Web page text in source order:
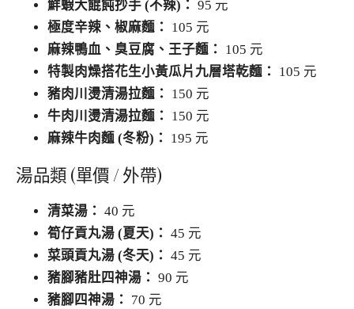
鮮蝦大餛飩抄手 (不辣)： 95 元
極度辛辣、椒麻麵：
105 元
麻辣鴨血、臭豆腐、王子麵：
105 元
特製肉燥搭花生小黃瓜片九層塔乾麵：
105 元
豬肉川燙清湯拉麵：
150 元
牛肉川燙清湯拉麵：
150 元
麻辣牛肉麵 (冬粉)：
195 元
湯品類 (單價 / 外帶)
清菜湯： 40 元
筍仔貢丸湯 (夏天)： 45 元
菜頭貢丸湯 (冬天)： 45 元
豬腳豬肚四神湯： 90 元
豬腳四神湯：
70 元